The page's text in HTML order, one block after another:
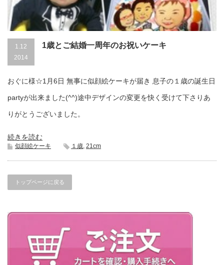
1.12
2014
1歳とご結婚一周年のお祝いケーキ
おぐに様☆1月6日 無事に似顔絵ケーキが届き 息子の１歳の誕生日
partyが出来ました(^^)途中デザインの変更を快く受けて下さりあ
りがとうございました。
続きを読む
似顔絵ケーキ １歳, 21cm
トップページに戻る